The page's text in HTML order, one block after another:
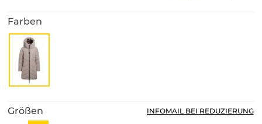
Farben
Größen INFOMAIL BEI REDUZIERUNG